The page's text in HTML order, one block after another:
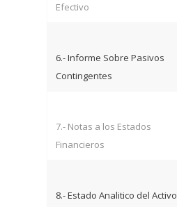
Efectivo
6.- Informe Sobre Pasivos
Contingentes
7.- Notas a los Estados
Financieros
8.- Estado Analitico del Activo